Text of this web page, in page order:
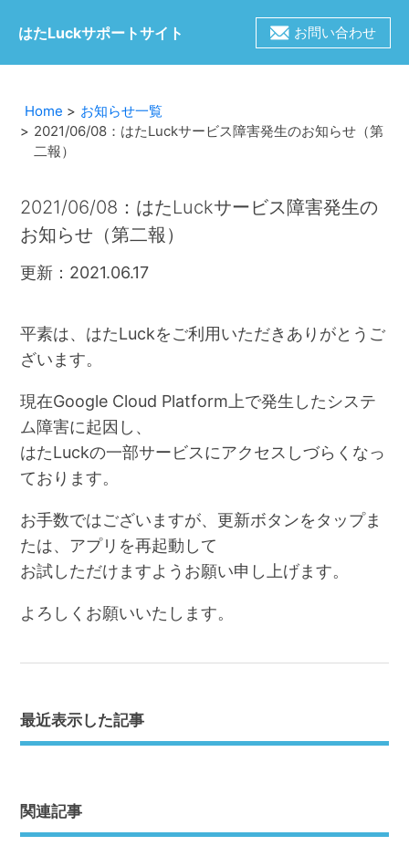
はたLuckサポートサイト お問い合わせ
Home
お知らせ一覧
2021/06/08：はたLuckサービス障害発生のお知らせ（第
二報）
2021/06/08：はたLuckサービス障害発生の
お知らせ（第二報）
更新：2021.06.17
平素は、はたLuckをご利用いただきありがとうご
ざいます。
現在Google Cloud Platform上で発生したシステ
ム障害に起因し、
はたLuckの一部サービスにアクセスしづらくなっ
ております。
お手数ではございますが、更新ボタンをタップま
たは、アプリを再起動して
お試しただけますようお願い申し上げます。
よろしくお願いいたします。
最近表示した記事
関連記事